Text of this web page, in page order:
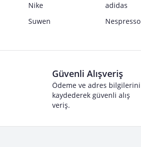
Nike
adidas
Suwen
Nespresso
Güvenli Alışveriş
Ödeme ve adres bilgilerini
kaydederek güvenli alış
veriş.